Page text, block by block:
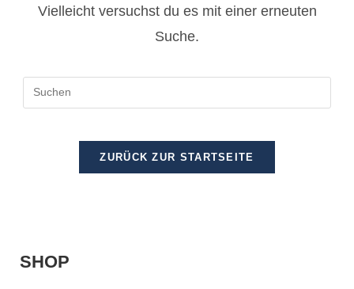
Vielleicht versuchst du es mit einer erneuten
Suche.
ZURÜCK ZUR STARTSEITE
SHOP